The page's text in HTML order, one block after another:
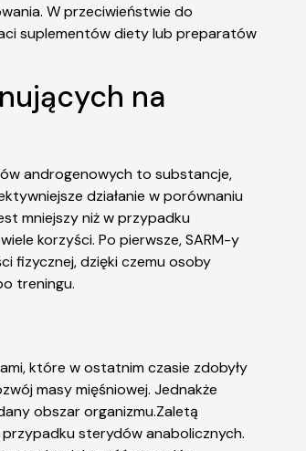
W przeciwieństwie do
suplementów diety lub preparatów
na
androgenowych to substancje,
działanie w porównaniu
mniejszy niż w przypadku
korzyści. Po pierwsze, SARM-y
fizycznej, dzięki czemu osoby
treningu.
które w ostatnim czasie zdobyły
masy mięśniowej. Jednakże
obszar organizmu.Zaletą
przypadku sterydów anabolicznych.